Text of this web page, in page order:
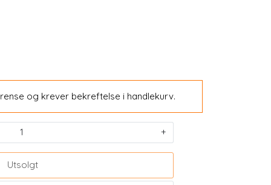
K2 60
Arnika 25g Salve
og krever bekreftelse i handlekurv.
+
Utsolgt